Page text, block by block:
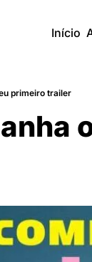
Início
primeiro trailer